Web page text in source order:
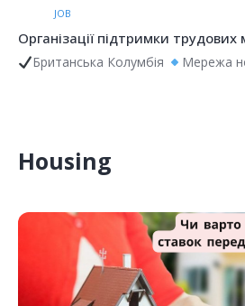
Зверніться до служби захисту
вас попросили виконати
Housing